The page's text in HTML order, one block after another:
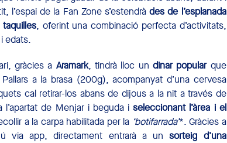
l’espai de la Fan Zone s’estendràdes de l’esplanada
, oferint una combinació perfecta d’activitats,
edats.
gràcies a Aramark, tindrà lloc undinar popularque
a la brasa (200g), acompanyat d’una cervesa
cal retirar-los abans de dijous a la nit a través de
l’apartat de Menjar i beguda iseleccionant l’àrea i el
a la carpa habilitada per la ‘botifarrada’*. Gràcies a
via app, directament entrarà a unsorteig d’una